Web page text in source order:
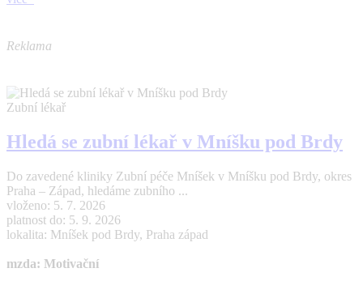
Reklama
Zubní lékař
Hledá se zubní lékař v Mníšku pod Brdy
Do zavedené kliniky Zubní péče Mníšek v Mníšku pod Brdy, okres
Praha – Západ, hledáme zubního ...
vloženo: 5. 7. 2026
platnost do: 5. 9. 2026
lokalita: Mníšek pod Brdy, Praha západ
mzda: Motivační